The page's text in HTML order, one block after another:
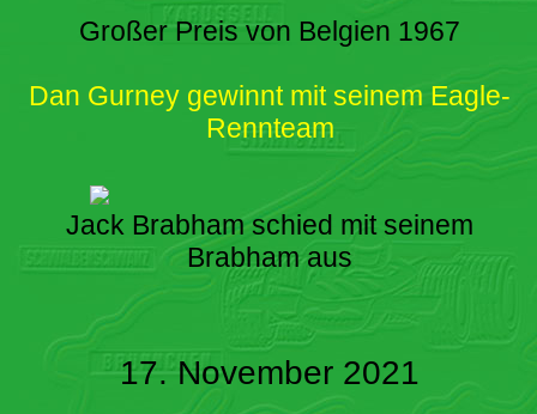
Großer Preis von Belgien 1967
Dan Gurney gewinnt mit seinem Eagle-
Rennteam
Jack Brabham schied mit seinem
Brabham aus
17. November 2021